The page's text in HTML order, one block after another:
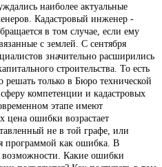
наиболее актуальные
Кадастровый инженер -
в том случае, если ему
с землей. С сентября
значительно расширились
строительства. То есть
только в Бюро технической
компетенции и кадастровых
этапе имеют
цена ошибки возрастает
не в той графе, или
программой как ошибка. В
возможности. Какие ошибки